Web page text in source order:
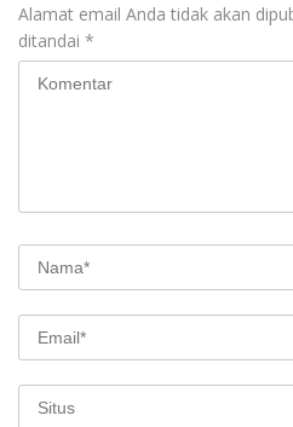
Alamat email Anda tidak akan
ditandai *